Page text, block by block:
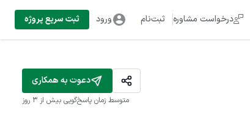
درخواست مشاوره ثبت‌نام ورود ثبت سریع پروژه
دعوت به همکاری
متوسط زمان پاسخ‌گویی بیش از ۳ روز